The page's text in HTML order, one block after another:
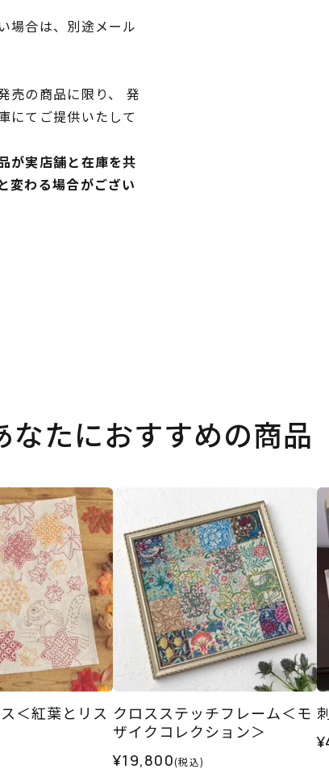
場合は、別途メール
売の商品に限り、 発
にてご提供いたして
が実店舗と在庫を共
変わる場合がござい
なたにおすすめの商品
＜紅葉とリス クロスステッチフレーム＜モ
ザイクコレクション＞
¥19,800(税込)